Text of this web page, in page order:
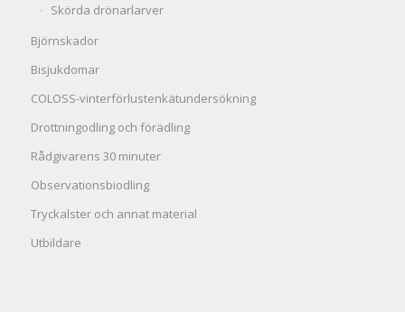
Skörda drönarlarver
Björnskador
Bisjukdomar
COLOSS-vinterförlustenkätundersökning
Drottningodling och förädling
Rådgivarens 30 minuter
Observationsbiodling
Tryckalster och annat material
Utbildare